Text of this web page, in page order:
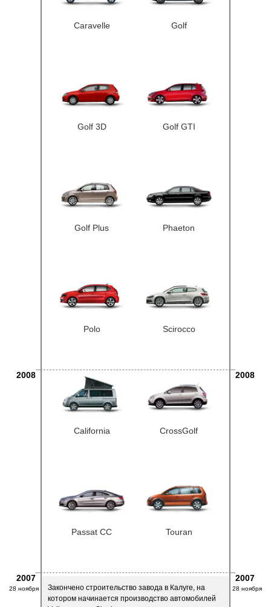
Caravelle Golf
Golf 3D Golf GTI
Golf Plus Phaeton
Polo Scirocco
2008 2008
California CrossGolf
Passat CC Touran
2007 2007
28 ноября 28 ноября
Закончено строительство завода в Калуге, на
котором начинается производство автомобилей